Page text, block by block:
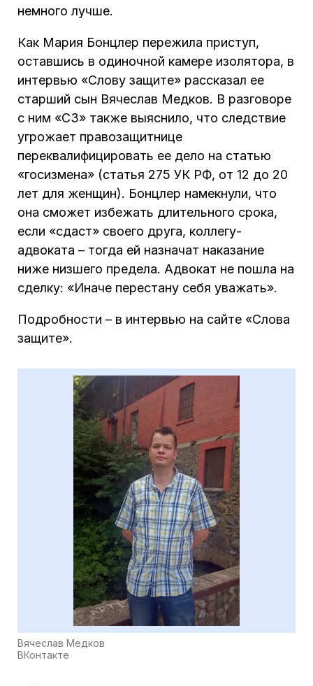
немного лучше.
Как Мария Бонцлер пережила приступ,
оставшись в одиночной камере изолятора, в
интервью «Слову защите» рассказал ее
старший сын Вячеслав Медков. В разговоре
с ним «СЗ» также выяснило, что следствие
угрожает правозащитнице
переквалифицировать ее дело на статью
«госизмена» (статья 275 УК РФ, от 12 до 20
лет для женщин). Бонцлер намекнули, что
она сможет избежать длительного срока,
если «сдаст» своего друга, коллегу-
адвоката – тогда ей назначат наказание
ниже низшего предела. Адвокат не пошла на
сделку: «Иначе перестану себя уважать».
Подробности – в интервью на сайте «Слова
защите».
Вячеслав Медков
ВКонтакте